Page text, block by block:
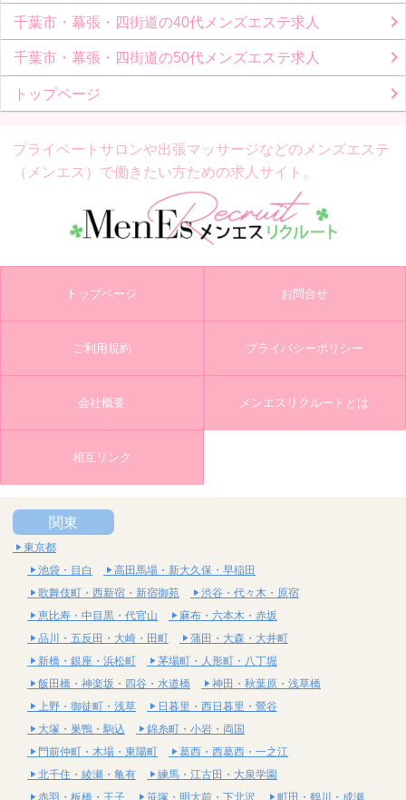
千葉市・幕張・四街道の40代メンズエステ求人
千葉市・幕張・四街道の50代メンズエステ求人
トップページ
プライベートサロンや出張マッサージなどの メンズエステ
（メンエス）で働きたい方ための求人サイト。
トップページ お問合せ
ご利用規約 プライバシーポリシー
会社概要 メンエスリクルートとは
相互リンク
関東
東京都
池袋・目白
高田馬場・新大久保・早稲田
歌舞伎町・西新宿・新宿御苑
渋谷・代々木・原宿
恵比寿・中目黒・代官山
麻布・六本木・赤坂
品川・五反田・大崎・田町
蒲田・大森・大井町
新橋・銀座・浜松町
茅場町・人形町・八丁堀
飯田橋・神楽坂・四谷・水道橋
神田・秋葉原・浅草橋
上野・御徒町・浅草
日暮里・西日暮里・鶯谷
大塚・巣鴨・駒込
錦糸町・小岩・両国
門前仲町・木場・東陽町
葛西・西葛西・一之江
北千住・綾瀬・亀有
練馬・江古田・大泉学園
赤羽・板橋・王子
笹塚・明大前・下北沢 町田・鶴川・成瀬